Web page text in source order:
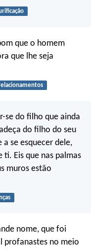
que o homem
que lhe seja
se do filho que ainda
do filho do seu
a se esquecer dele,
ti. Eis que nas palmas
muros estão
nome, que foi
profanastes no meio